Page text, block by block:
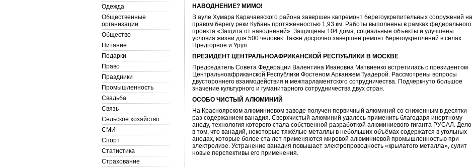
НАВОДНЕНИЕ? МИМО!
В ауле Хумара Карачаевского района завершен капремонт берегоукрепительных сооружений на
правом берегу реки Кубань протяжённостью 1,93 км. Работы выполнены в рамках федерального
проекта «Защита от наводнений». Защищены 104 дома, социальные объекты и улучшены
условия жизни для 500 человек. Также досрочно завершен ремонт берегоукреплений в селах
Предгорное и Уруп.
ПРЕЗИДЕНТ ЦЕНТРАЛЬНОАФРИКАНСКОЙ РЕСПУБЛИКИ В МОСКВЕ
Председатель Совета Федерации Валентина Ивановна Матвиенко встретилась с президентом
Центральноафриканской Республики Фостеном Арканжем Туадерой. Рассмотрены вопросы
двустороннего взаимодействия и межпарламентского сотрудничества. Подчеркнуто большое
значение культурного и гуманитарного сотрудничества двух стран.
ОСОБО ЧИСТЫЙ АЛЮМИНИЙ
На Красноярском алюминиевом заводе получен первичный алюминий со сниженным в десятки
раз содержанием ванадия. Сверхчистый алюминий удалось применить благодаря инертному
аноду, технология которого стала собственной разработкой алюминиевого гиганта РУСАЛ. Дело
в том, что ванадий, некоторые тяжёлые металлы в небольших объёмах содержатся в угольных
анодах, которые более ста лет применяются мировой алюминиевой промышленностью при
электролизе. Устранение ванадия повышает электропроводность «крылатого металла», сулит
новые перспективы его применения.
Одежда
Общественные
организации
Общество
Питание
Подарки
Право
Праздники
Промышленность
Свадьба
Связь
Сельское хозяйство
СМИ
Спорт
Статистика
Страхование